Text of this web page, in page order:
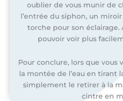
oublier de vous munir de
l’entrée du siphon, un
torche pour son éclairage.
pouvoir voir plus
Pour conclure, lors que vous
la montée de l’eau en tirant
simplement le retirer à la
cintre en